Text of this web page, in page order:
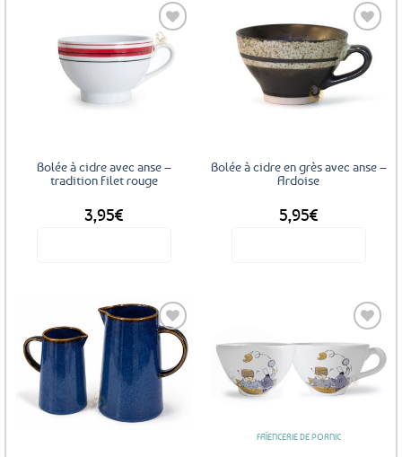
plusieurs
variations.
sur
Ajouter
Bolée à cidre avec anse –
tradition Filet rouge
3,95€
Ajouter
aux
favoris
Bolée à cidre en grès avec anse –
Ardoise
5,95€
Ajouter
aux
favoris
Ajouter
aux
favoris
FAÏENCERIE DE PORNIC